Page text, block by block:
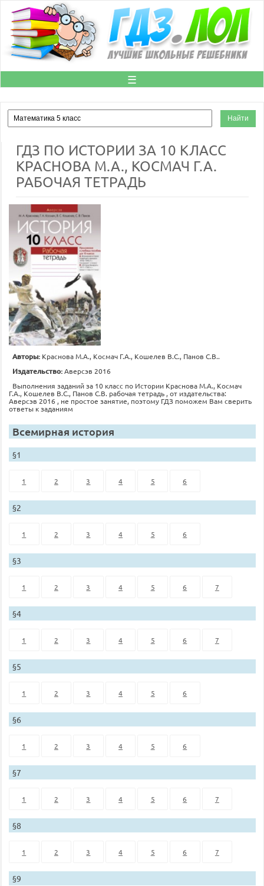
☰
ГДЗ ПО ИСТОРИИ ЗА 10 КЛАСС
КРАСНОВА М.А., КОСМАЧ Г.А.
РАБОЧАЯ ТЕТРАДЬ
Авторы: Краснова М.А., Космач Г.А., Кошелев В.С., Панов С.В..
Издательство:Аверсэв 2016
Выполнения заданий за 10 класс по Истории Краснова М.А., Космач
Г.А., Кошелев В.С., Панов С.В. рабочая тетрадь , от издательства:
Аверсэв 2016 , не простое занятие, поэтому ГДЗ поможем Вам сверить
ответы к заданиям
Всемирная история
§1
1 2 3 4 5 6
§2
1 2 3 4 5 6
§3
1 2 3 4 5 6 7
§4
1 2 3 4 5 6 7
§5
1 2 3 4 5 6
§6
1 2 3 4 5 6
§7
1 2 3 4 5 6 7
§8
1 2 3 4 5 6 7
§9